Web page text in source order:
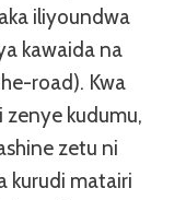
iliyoundwa
kawaida na
road). Kwa
zenye kudumu,
zetu ni
kurudi matairi